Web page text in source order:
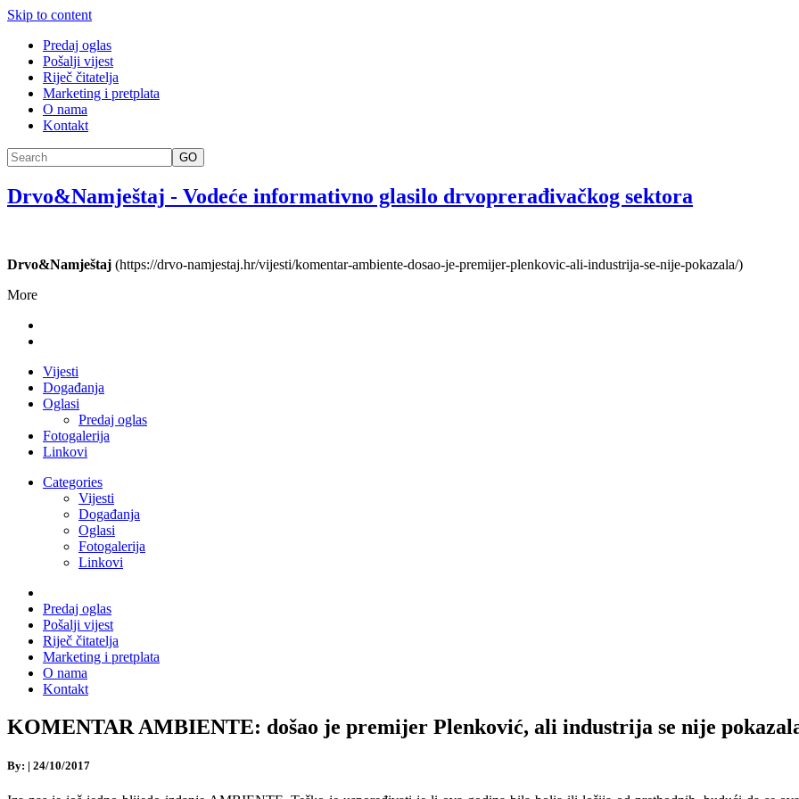
Skip to content
Predaj oglas
Pošalji vijest
Riječ čitatelja
Marketing i pretplata
O nama
Kontakt
GO
Drvo&Namještaj - Vodeće informativno glasilo drvoprerađivačkog sektora
Drvo&Namještaj (https://drvo-namjestaj.hr/vijesti/komentar-ambiente-dosao-je-premijer-plenkovic-ali-industrija-se-nije-pokazala/)
More
Vijesti
Događanja
Oglasi
Predaj oglas
Fotogalerija
Linkovi
Categories
Vijesti
Događanja
Oglasi
Fotogalerija
Linkovi
Predaj oglas
Pošalji vijest
Riječ čitatelja
Marketing i pretplata
O nama
Kontakt
KOMENTAR AMBIENTE: došao je premijer Plenković, ali industrija se nije
By: | 24/10/2017